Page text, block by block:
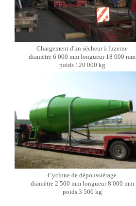
Chargement d'un sécheur à luzerne
diamètre 6 000 mm longueur 18 000 mm
poids 120 000 kg
Cyclone de dépoussiérage
diamètre 2 500 mm longueur 8 000 mm
poids 3 500 kg